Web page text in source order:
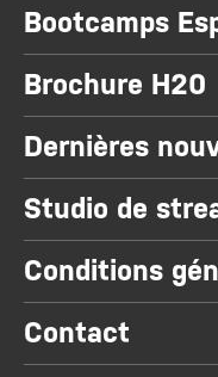
Bootcamps
Brochure H20
Dernières
Studio de
Conditions
Contact